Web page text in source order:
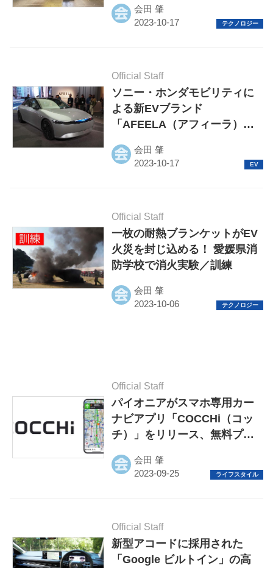
会田 肇
Official Staff
ソニー・ホンダモビリティに
よる新EVブランド
「AFEELA（アフィーラ）」
会田 肇
Official Staff
一枚の耐熱ブランケットがEV
火災を封じ込める！ 愛媛県消
防学校で消火実験／訓練
会田 肇
Official Staff
パイオニアがスマホ専用カー
ナビアプリ「COCCHi（コッ
チ）」をリリース、無料プラ
会田 肇
Official Staff
新型アコードに採用された
「Google ビルトイン」の高